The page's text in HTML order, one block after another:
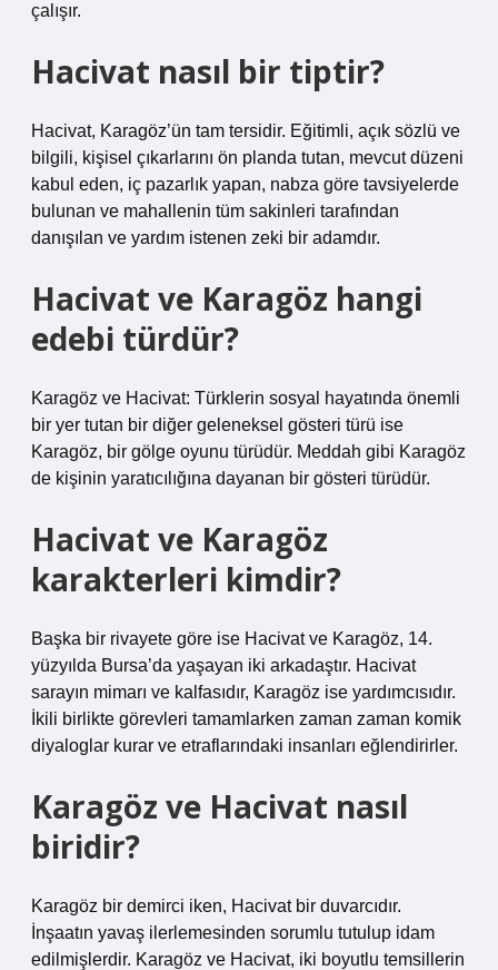
çalışır.
Hacivat nasıl bir tiptir?
Hacivat, Karagöz’ün tam tersidir. Eğitimli, açık sözlü ve
bilgili, kişisel çıkarlarını ön planda tutan, mevcut düzeni
kabul eden, iç pazarlık yapan, nabza göre tavsiyelerde
bulunan ve mahallenin tüm sakinleri tarafından
danışılan ve yardım istenen zeki bir adamdır.
Hacivat ve Karagöz hangi
edebi türdür?
Karagöz ve Hacivat: Türklerin sosyal hayatında önemli
bir yer tutan bir diğer geleneksel gösteri türü ise
Karagöz, bir gölge oyunu türüdür. Meddah gibi Karagöz
de kişinin yaratıcılığına dayanan bir gösteri türüdür.
Hacivat ve Karagöz
karakterleri kimdir?
Başka bir rivayete göre ise Hacivat ve Karagöz, 14.
yüzyılda Bursa’da yaşayan iki arkadaştır. Hacivat
sarayın mimarı ve kalfasıdır, Karagöz ise yardımcısıdır.
İkili birlikte görevleri tamamlarken zaman zaman komik
diyaloglar kurar ve etraflarındaki insanları eğlendirirler.
Karagöz ve Hacivat nasıl
biridir?
Karagöz bir demirci iken, Hacivat bir duvarcıdır.
İnşaatın yavaş ilerlemesinden sorumlu tutulup idam
edilmişlerdir. Karagöz ve Hacivat, iki boyutlu temsillerin